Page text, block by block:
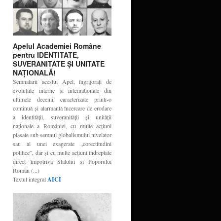
Apelul Academiei Române
pentru IDENTITATE,
SUVERANITATE ŞI UNITATE
NAŢIONALĂ!
Semnatarii acestui Apel, îngrijoraţi de
evoluţiile interne şi internaţionale din
ultimele decenii, caracterizate printr-o
continuă şi alarmantă încercare de erodare
a identităţii, suveranităţii şi unităţii
naţionale a României, cu multe acţiuni
plasate sub semnul globalismului nivelator
sau al unei exagerate „corectitudini
politice”, dar şi cu multe acţiuni îndreptate
direct împotriva Statului şi Poporului
Român (...)
Textul integralAICI